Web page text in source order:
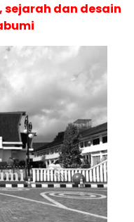
dan desain